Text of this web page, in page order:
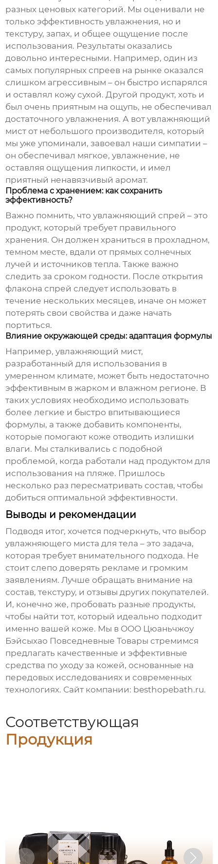
разных ценовых категорий. Мы оценивали не
только эффективность увлажнения, но и
текстуру, запах, и общее ощущение после
использования. Результаты оказались
довольно интересными. Например, один из
самых популярных спреев на рынке оказался
слишком агрессивным – он быстро испарялся
и оставлял кожу сухой. Другой продукт, хоть и
был очень приятным на ощупь, не обеспечивал
достаточного увлажнения. А вотувлажняющий
мист от небольшого производителя, который
мы уже упоминали, завоевал наши симпатии –
он обеспечивал мягкое, увлажнение, не
оставляя ощущения липкости, и имел
приятный ненавязчивый аромат.
Проблема с хранением: как сохранить
эффективность?
Важно помнить, чтоувлажняющий спрей – это
продукт, который требует правильного
хранения. Он должен храниться в прохладном,
темном месте, вдали от прямых солнечных
лучей и источников тепла. Также важно
следить за сроком годности. После открытия
флакона спрей следует использовать в
течение нескольких месяцев, иначе он может
потерять свои свойства и даже начать
портиться.
Влияние окружающей среды: адаптация формулы
Например,увлажняющий мист,
разработанный для использования в
умеренном климате, может быть недостаточно
эффективным в жарком и влажном регионе. В
таких условиях необходимо использовать
более легкие и быстро впитывающиеся
формулы, а также добавить компоненты,
которые помогают коже отводить излишки
влаги. Мы сталкивались с подобной
проблемой, когда работали над продуктом для
использования на пляже. Пришлось
несколько раз пересматривать состав, чтобы
добиться оптимальной эффективности.
Выводы и рекомендации
Подводя итог, хочется подчеркнуть, что выбор
увлажняющего миста для тела – это задача,
которая требует внимательного подхода. Не
стоит слепо доверять рекламе и громким
заявлениям. Лучше обращать внимание на
состав, текстуру, и отзывы других покупателей.
И, конечно же, пробовать разные продукты,
чтобы найти тот, который идеально подходит
именно вашей коже. Мы в ООО Цюаньчжоу
Бэйсыхао Повседневные Товары стремимся
предлагать качественные и эффективные
средства по уходу за кожей, основанные на
передовых исследованиях и современных
технологиях. Сайт компании: besthopebath.ru.
Соответствующая
Продукция